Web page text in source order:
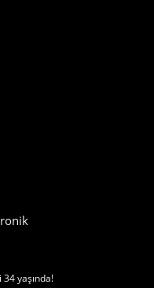
yaşında!